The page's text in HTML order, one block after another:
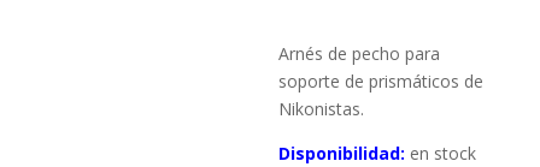
Arnés de pecho para
soporte de prismáticos de
Nikonistas.
Disponibilidad: en stock